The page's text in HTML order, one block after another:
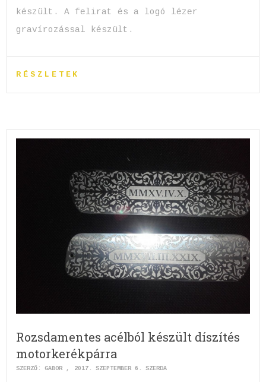
készült. A felirat és a logó lézer
gravírozással készült.
RÉSZLETEK
Rozsdamentes acélból készült díszítés
motorkerékpárra
SZERZŐ:GABOR 2017. SZEPTEMBER 6. SZERDA